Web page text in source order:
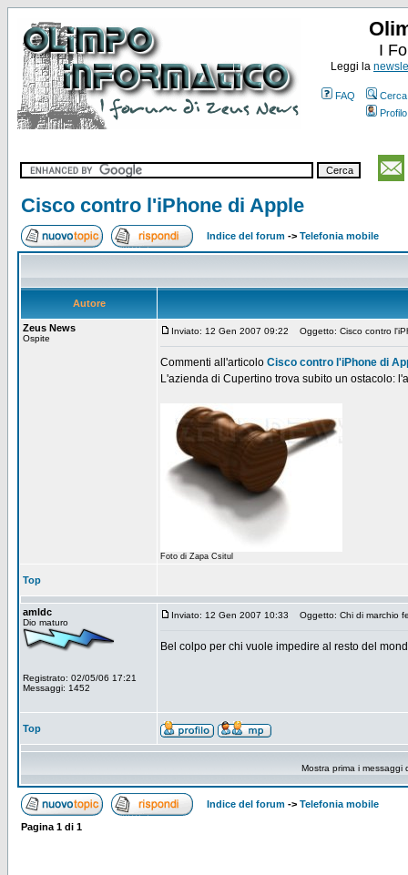
I
Leggi la
FAQ
Cerca
Profilo
Cisco contro l'iPhone di Apple
Indice del forum -> Telefonia mobile
Autore
Zeus News
Ospite
Inviato: 12 Gen 2007 09:22 Oggetto: Cisco contro
Commenti all'articolo Cisco contro l'iPhone di
L'azienda di Cupertino trova subito un ostacolo:
Foto di Zapa Csitul
Top
amldc
Dio maturo
Registrato: 02/05/06 17:21
Messaggi: 1452
Inviato: 12 Gen 2007 10:33 Oggetto: Chi di marchio
Bel colpo per chi vuole impedire al resto del
Top
Mostra prima i messaggi
Indice del forum -> Telefonia mobile
Pagina 1 di 1